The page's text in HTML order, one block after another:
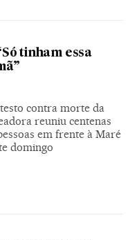
tinham essa
contra morte da
reuniu centenas
em frente à Maré
domingo